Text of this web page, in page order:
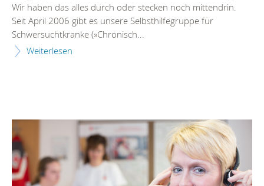
Wir haben das alles durch oder stecken noch mittendrin.
Seit April 2006 gibt es unsere Selbsthilfegruppe für
Schwersuchtkranke (»Chronisch...
Weiterlesen